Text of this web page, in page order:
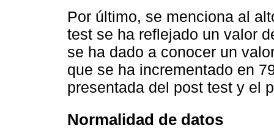
Por último, se menciona al
test se ha reflejado un valor
se ha dado a conocer un
que se ha incrementado en
presentada del post test y el
Normalidad de datos